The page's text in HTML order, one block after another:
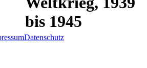
Datenschutz
bis 1945